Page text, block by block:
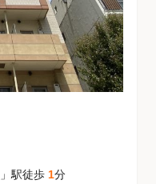
」駅徒歩 1分